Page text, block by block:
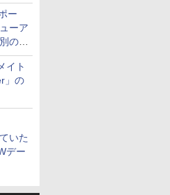
ー
ーア
の支
イト
」の
いた
デー